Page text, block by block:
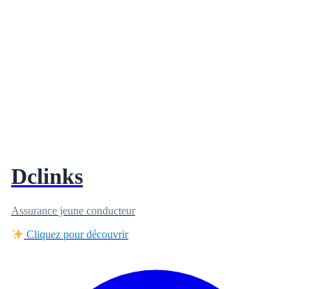
Dclinks
Assurance jeune conducteur
Cliquez pour découvrir